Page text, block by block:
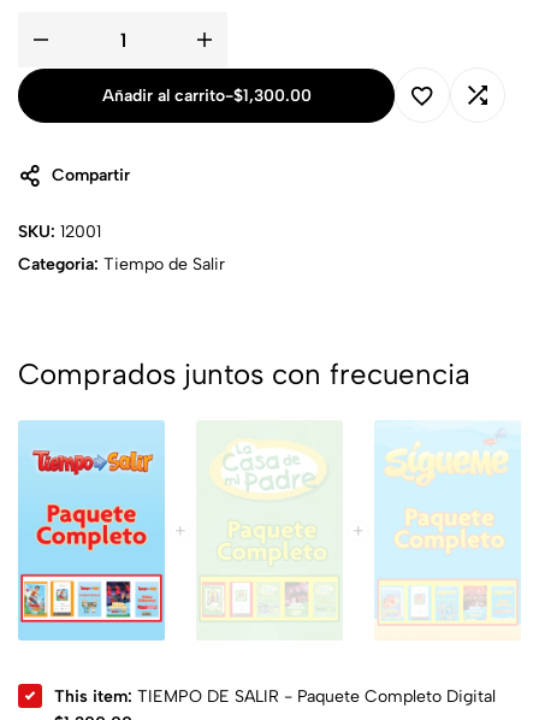
Añadir al carrito-$1,300.00
Compartir
SKU: 12001
Categoria: Tiempo de Salir
Comprados juntos con frecuencia
This item: TIEMPO DE SALIR - Paquete Completo Digital